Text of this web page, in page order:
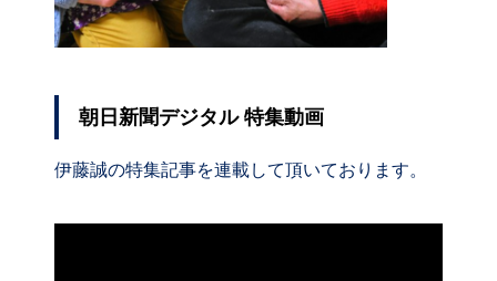
朝日新聞デジタル 特集動画
伊藤誠の特集記事を連載して頂いております。